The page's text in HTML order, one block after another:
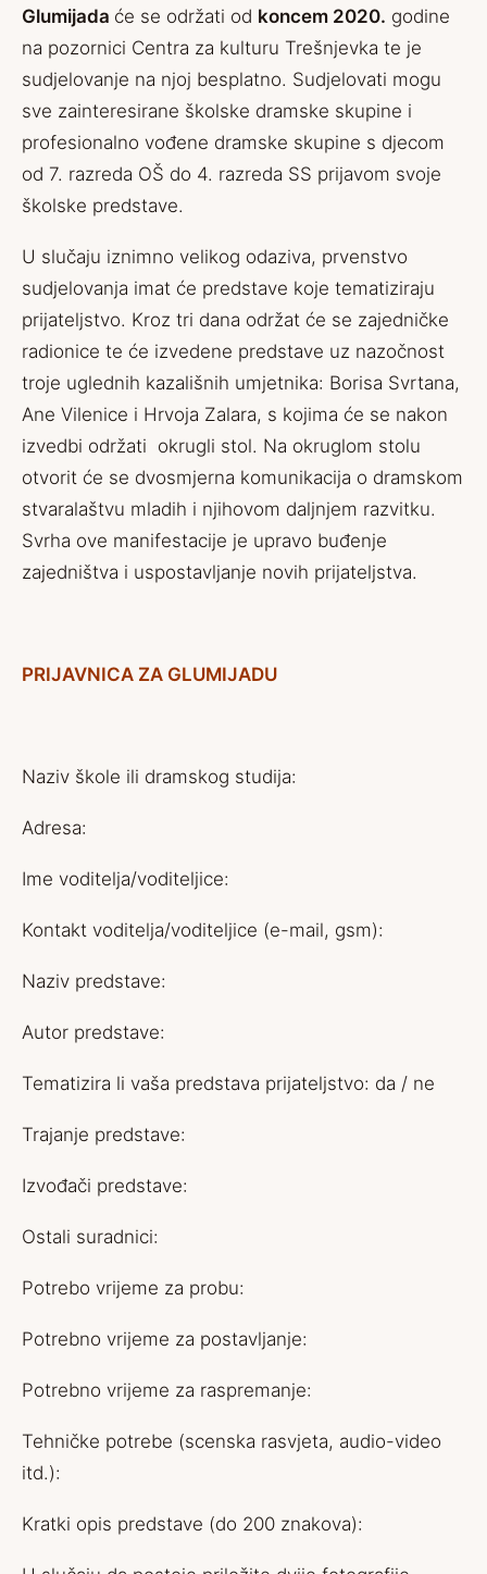
Glumijada će se održati od koncem 2020. godine
na pozornici Centra za kulturu Trešnjevka te je
sudjelovanje na njoj besplatno. Sudjelovati mogu
sve zainteresirane školske dramske skupine i
profesionalno vođene dramske skupine s djecom
od 7. razreda OŠ do 4. razreda SS prijavom svoje
školske predstave.
U slučaju iznimno velikog odaziva, prvenstvo
sudjelovanja imat će predstave koje tematiziraju
prijateljstvo. Kroz tri dana održat će se zajedničke
radionice te će izvedene predstave uz nazočnost
troje uglednih kazališnih umjetnika: Borisa Svrtana,
Ane Vilenice i Hrvoja Zalara, s kojima će se nakon
izvedbi održati okrugli stol. Na okruglom stolu
otvorit će se dvosmjerna komunikacija o dramskom
stvaralaštvu mladih i njihovom daljnjem razvitku.
Svrha ove manifestacije je upravo buđenje
zajedništva i uspostavljanje novih prijateljstva.
PRIJAVNICA ZA GLUMIJADU
Naziv škole ili dramskog studija:
Adresa:
Ime voditelja/voditeljice:
Kontakt voditelja/voditeljice (e-mail, gsm):
Naziv predstave:
Autor predstave:
Tematizira li vaša predstava prijateljstvo: da / ne
Trajanje predstave:
Izvođači predstave:
Ostali suradnici:
Potrebo vrijeme za probu:
Potrebno vrijeme za postavljanje:
Potrebno vrijeme za raspremanje:
Tehničke potrebe (scenska rasvjeta, audio-video
itd.):
Kratki opis predstave (do 200 znakova):